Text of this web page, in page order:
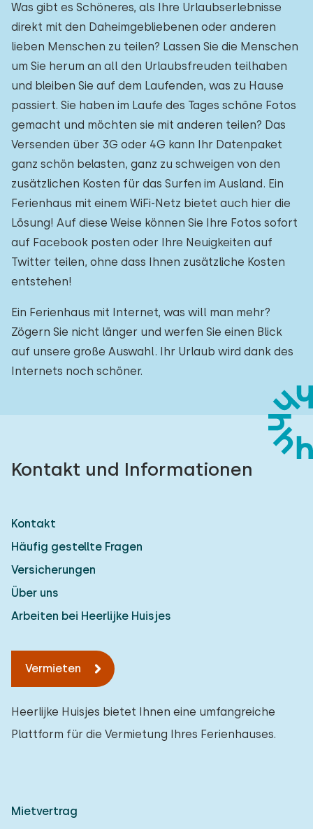
Was gibt es Schöneres, als Ihre Urlaubserlebnisse
direkt mit den Daheimgebliebenen oder anderen
lieben Menschen zu teilen? Lassen Sie die Menschen
um Sie herum an all den Urlaubsfreuden teilhaben
und bleiben Sie auf dem Laufenden, was zu Hause
passiert. Sie haben im Laufe des Tages schöne Fotos
gemacht und möchten sie mit anderen teilen? Das
Versenden über 3G oder 4G kann Ihr Datenpaket
ganz schön belasten, ganz zu schweigen von den
zusätzlichen Kosten für das Surfen im Ausland. Ein
Ferienhaus mit einem WiFi-Netz bietet auch hier die
Lösung! Auf diese Weise können Sie Ihre Fotos sofort
auf Facebook posten oder Ihre Neuigkeiten auf
Twitter teilen, ohne dass Ihnen zusätzliche Kosten
entstehen!
Ein Ferienhaus mit Internet, was will man mehr?
Zögern Sie nicht länger und werfen Sie einen Blick
auf unsere große Auswahl. Ihr Urlaub wird dank des
Internets noch schöner.
Kontakt und Informationen
Kontakt
Häufig gestellte Fragen
Versicherungen
Über uns
Arbeiten bei Heerlijke Huisjes
Vermieten
Heerlijke Huisjes bietet Ihnen eine umfangreiche
Plattform für die Vermietung Ihres Ferienhauses.
Mietvertrag